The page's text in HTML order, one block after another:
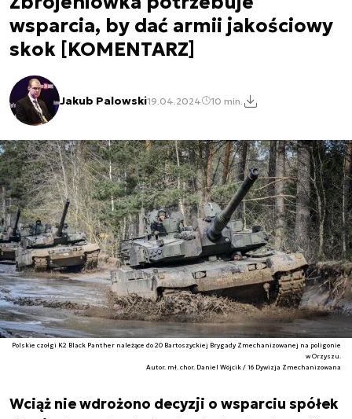
wsparcia, by dać armii jakościowy
skok [KOMENTARZ]
Jakub Palowski19.04.2024 10 min.
Polskie czołgi K2 Black Panther należące do 20 Bartoszyckiej Brygady Zmechanizowanej na poligonie
w Orzyszu.
Autor. mł. chor. Daniel Wójcik / 16 Dywizja Zmechanizowana
Wciąż nie wdrożono decyzji o wsparciu spółek